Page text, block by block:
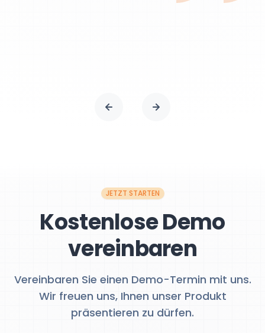
JETZT STARTEN
Kostenlose Demo
vereinbaren
Vereinbaren Sie einen Demo-Termin mit uns.
Wir freuen uns, Ihnen unser Produkt
präsentieren zu dürfen.